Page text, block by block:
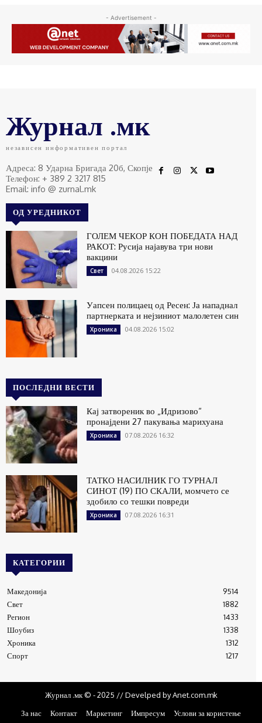
- Advertisement -
Журнал .мк
независен информативен портал
Адреса: 8 Ударна Бригада 20б, Скопје
Телефон: + 389 2 3217 815
Email: info @ zurnal.mk
ОД УРЕДНИКОТ
ГОЛЕМ ЧЕКОР КОН ПОБЕДАТА НАД
РАКОТ: Русија најавува три нови
вакцини
Свет 04.08.2026 15:22
Уапсен полицаец од Ресен: Ја нападнал
партнерката и нејзиниот малолетен син
Хроника 04.08.2026 15:02
ПОСЛЕДНИ ВЕСТИ
Кај затвореник во „Идризово“
пронајдени 27 пакувања марихуана
Хроника 07.08.2026 16:32
ТАТКО НАСИЛНИК ГО ТУРНАЛ
СИНОТ (19) ПО СКАЛИ, момчето се
здобило со тешки повреди
Хроника 07.08.2026 16:31
КАТЕГОРИИ
Македонија
9514
Свет
1882
Регион
1433
Шоубиз
1338
Хроника
1312
Спорт
1217
Журнал .мк © - 2025 // Develped by Anet.com.mk
За нас
Контакт Маркетинг Импресум Услови за користење